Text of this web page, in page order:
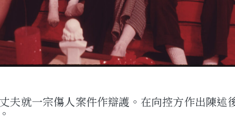
夫就一宗傷人案件作辯護。在向控方作出陳述